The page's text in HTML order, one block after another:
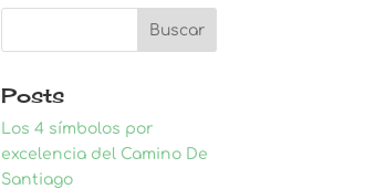
Posts
Los 4 símbolos por
excelencia del Camino De
Santiago